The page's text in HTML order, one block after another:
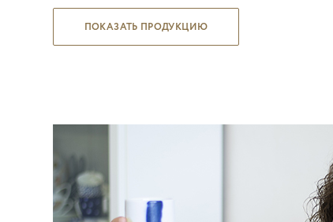
ПОКАЗАТЬ ПРОДУКЦИЮ